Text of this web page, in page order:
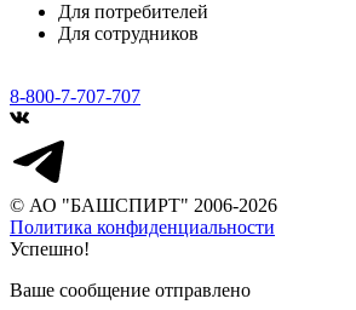
Для потребителей
Для сотрудников
8-800-7-707-707
© АО "БАШСПИРТ" 2006-2026
Политика конфиденциальности
Успешно!
Ваше сообщение отправлено